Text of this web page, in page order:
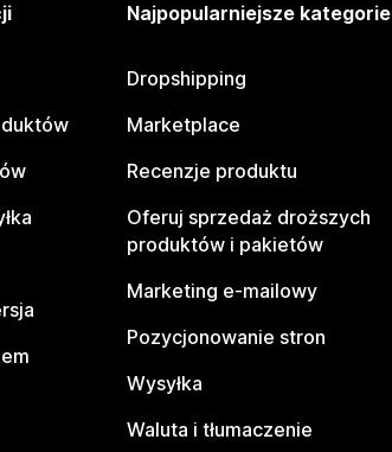
Najpopularniejsze kategorie
Dropshipping
Marketplace
Recenzje produktu
Oferuj sprzedaż droższych
produktów i pakietów
Marketing e-mailowy
Pozycjonowanie stron
Wysyłka
Waluta i tłumaczenie